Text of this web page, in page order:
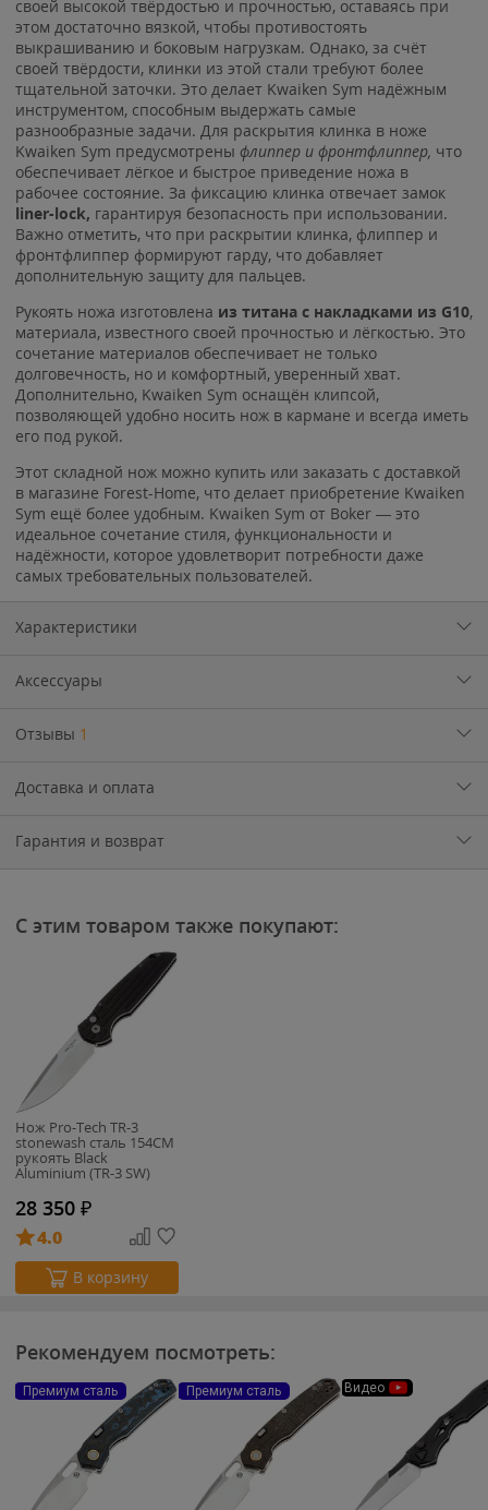
своей высокой твёрдостью и прочностью, оставаясь при
этом достаточно вязкой, чтобы противостоять
выкрашиванию и боковым нагрузкам. Однако, за счёт
своей твёрдости, клинки из этой стали требуют более
тщательной заточки. Это делает Kwaiken Sym надёжным
инструментом, способным выдержать самые
разнообразные задачи. Для раскрытия клинка в ноже
Kwaiken Sym предусмотрены флиппер и фронтфлиппер, что
обеспечивает лёгкое и быстрое приведение ножа в
рабочее состояние. За фиксацию клинка отвечает замок
liner-lock, гарантируя безопасность при использовании.
Важно отметить, что при раскрытии клинка, флиппер и
фронтфлиппер формируют гарду, что добавляет
дополнительную защиту для пальцев.
Рукоять ножа изготовлена из титана с накладками из G10,
материала, известного своей прочностью и лёгкостью. Это
сочетание материалов обеспечивает не только
долговечность, но и комфортный, уверенный хват.
Дополнительно, Kwaiken Sym оснащён клипсой,
позволяющей удобно носить нож в кармане и всегда иметь
его под рукой.
Этот складной нож можно купить или заказать с доставкой
в магазине Forest-Home, что делает приобретение Kwaiken
Sym ещё более удобным. Kwaiken Sym от Boker — это
идеальное сочетание стиля, функциональности и
надёжности, которое удовлетворит потребности даже
самых требовательных пользователей.
Характеристики
Аксессуары
Отзывы 1
Доставка и оплата
Гарантия и возврат
С этим товаром также покупают:
Нож Pro-Tech TR-3
stonewash сталь 154CM
рукоять Black
Aluminium (TR-3 SW)
28 350 ₽
4.0
В корзину
Рекомендуем посмотреть:
Премиум сталь Премиум сталь Видео